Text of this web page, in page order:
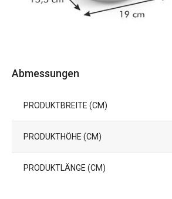
Abmessungen
PRODUKTBREITE (CM)
PRODUKTHÖHE (CM)
PRODUKTLÄNGE (CM)